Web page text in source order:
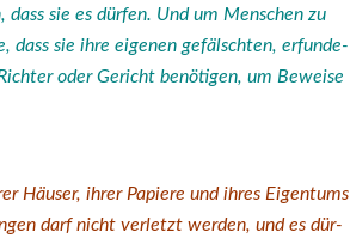
sie es dür­fen. Und um Men­schen zu
dass sie ihre eige­nen gefälsch­ten, erfun­de­
oder Gericht benö­ti­gen, um Bewei­se
Häu­ser, ihrer Papie­re und ihres Eigen­tums
darf nicht ver­letzt wer­den, und es dür­